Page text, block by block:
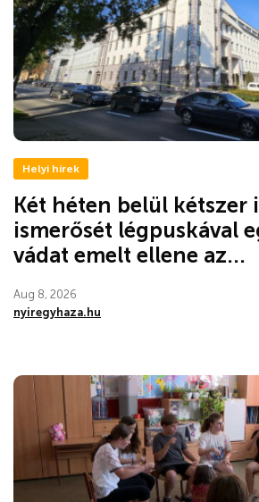
Helyi hírek
Két héten belül kétszer
ismerősét légpuskával
vádat emelt ellene az...
Aug 8, 2026
nyiregyhaza.hu